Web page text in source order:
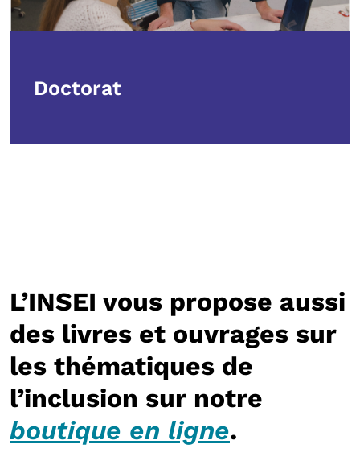
Doctorat
L’INSEI vous propose aussi
des livres et ouvrages sur
les thématiques de
l’inclusion sur notre
boutique en ligne.